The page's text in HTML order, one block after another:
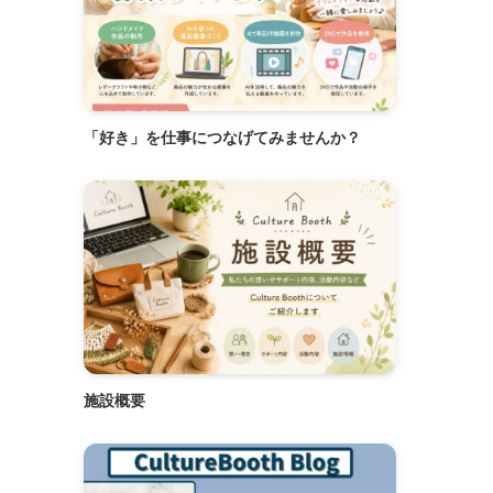
「好き」を仕事につなげてみませんか？
施設概要